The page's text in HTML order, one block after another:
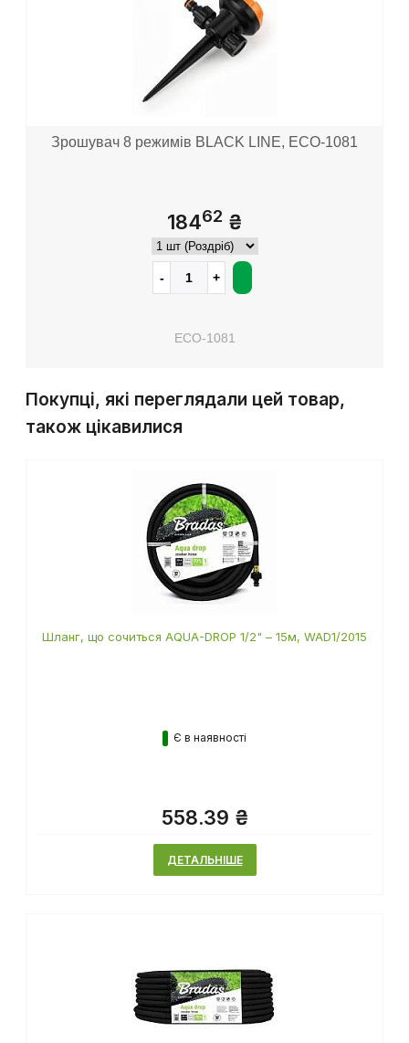
Зрошувач 8 режимів BLACK LINE, ECO-1081
18462 ₴
ECO-1081
Покупці, які переглядали цей товар,
також цікавилися
Шланг, що сочиться AQUA-DROP 1/2" – 15м, WAD1/2015
Є в наявності
558.39 ₴
ДЕТАЛЬНІШЕ